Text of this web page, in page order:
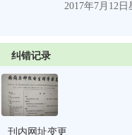
2017年7月 12 日
纠错记录
刊内网址变更